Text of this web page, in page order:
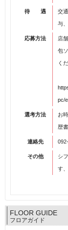
待 遇 交
与
応募方法 店
包
く
pc/
選考方法 お
歴
連絡先
その他 シ
す
FLOOR GUIDE
フロアガイド